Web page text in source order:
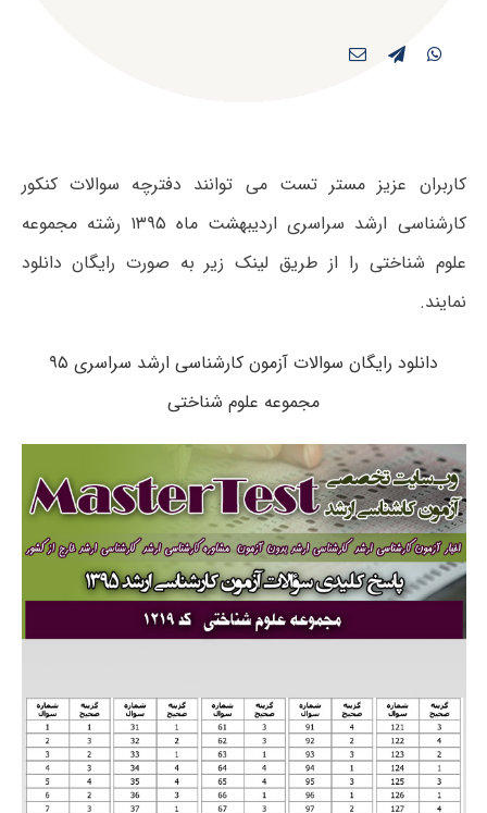
کاربران عزیز مستر تست می توانند دفترچه سوالات کنکور
کارشناسی ارشد سراسری اردیبهشت ماه ۱۳۹۵ رشته مجموعه
علوم شناختی را از طریق لینک زیر به صورت رایگان دانلود
نمایند.
دانلود رایگان سوالات آزمون کارشناسی ارشد سراسری ۹۵
مجموعه علوم شناختی